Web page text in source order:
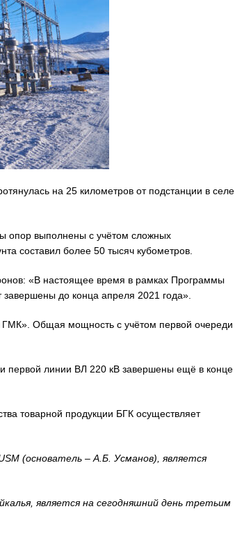
на 25 километров от подстанции в селе
опор выполнены с учётом сложных
составил более 50 тысяч кубометров.
«В настоящее время в рамках Программы
до конца апреля 2021 года».
ГМК». Общая мощность с учётом первой очереди
и первой линии ВЛ 220 кВ завершены ещё в конце
товарной продукции БГК осуществляет
(основатель – А.Б. Усманов), является
является на сегодняшний день третьим